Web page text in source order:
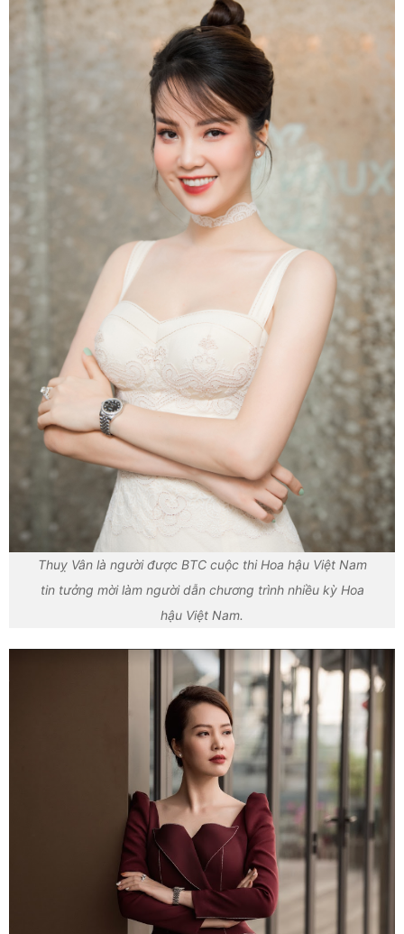
Thuỵ Vân là người được BTC cuộc thi Hoa hậu Việt Nam
tin tưởng mời làm người dẫn chương trình nhiều kỳ Hoa
hậu Việt Nam.